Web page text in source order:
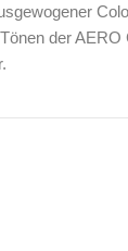
der